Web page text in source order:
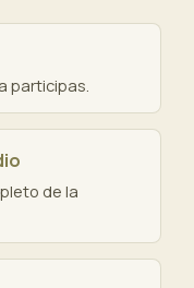
participas.
de la